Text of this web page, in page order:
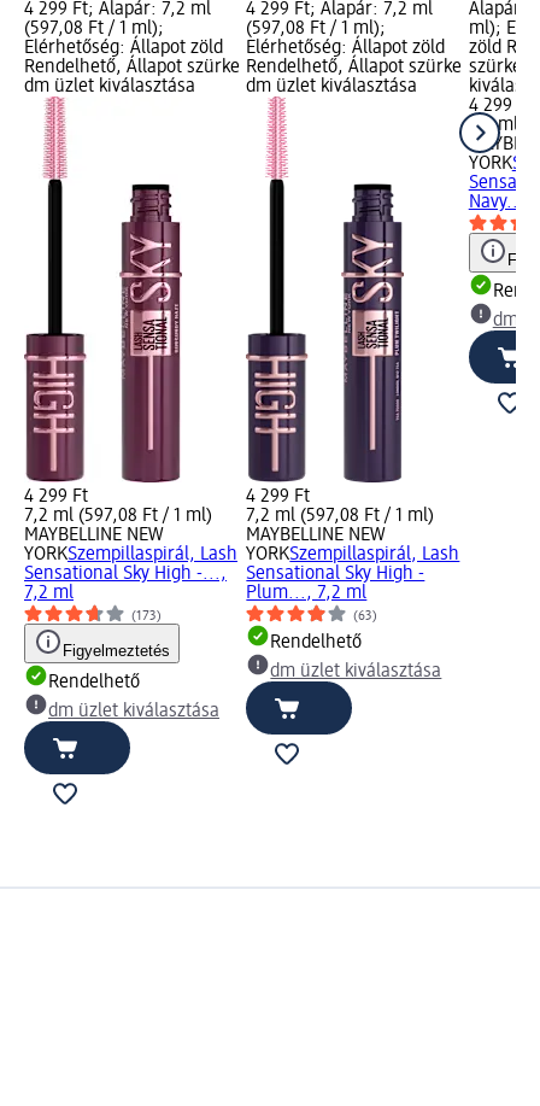
4 299 Ft; Alapár: 7,2 ml
(597,08 Ft / 1 ml);
Elérhetőség: Állapot zöld
Rendelhető, Állapot szürke
dm üzlet kiválasztása
4 299 Ft
7,2 ml (597,08 Ft / 1 ml)
MAYBELLINE NEW
YORKSzempillaspirál, Lash
Sensational Sky High -...,
7,2 ml
(173)
Figyelmeztetés
Rendelhető
dm üzlet kiválasztása
4 299 Ft; Alapár: 7,2 ml
(597,08 Ft / 1 ml);
Elérhetőség: Állapot zöld
Rendelhető, Állapot szürke
dm üzlet kiválasztása
4 299 Ft
7,2 ml (597,08 Ft / 1 ml)
MAYBELLINE NEW
YORKSzempillaspirál, Lash
Sensational Sky High -
Plum..., 7,2 ml
(63)
Rendelhető
dm üzlet kiválasztása
Alapár:
ml);
zöld
szürke
4 299 Ft
7,2 ml
YORK
Navy...,
dm